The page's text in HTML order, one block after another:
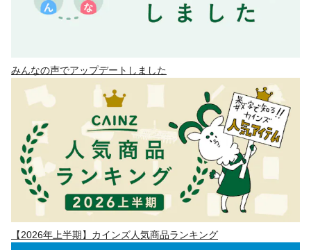
みんなの声でアップデートしました
【2026年上半期】カインズ人気商品ランキング